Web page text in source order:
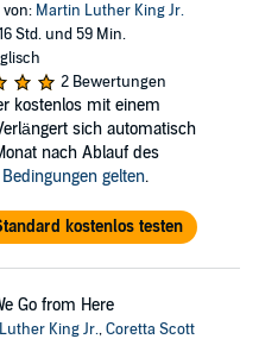
von: Martin Luther King Jr.
Std. und 59 Min.
2 Bewertungen
kostenlos mit einem
sich automatisch
nach Ablauf des
Bedingungen gelten.
kostenlos testen
Go from Here
King Jr.,Coretta Scott